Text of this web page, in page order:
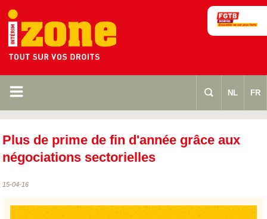
m s NL FR
Plus de prime de fin d'année grâce aux
négociations sectorielles
15-04-16